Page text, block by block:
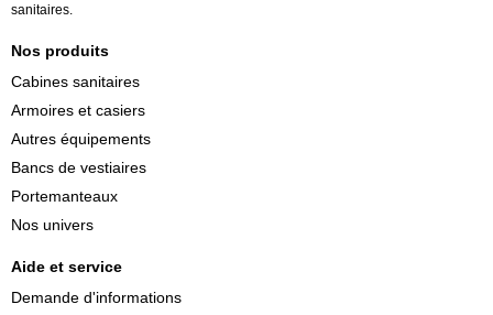
sanitaires.
Nos produits
Cabines sanitaires
Armoires et casiers
Autres équipements
Bancs de vestiaires
Portemanteaux
Nos univers
Aide et service
Demande d'informations